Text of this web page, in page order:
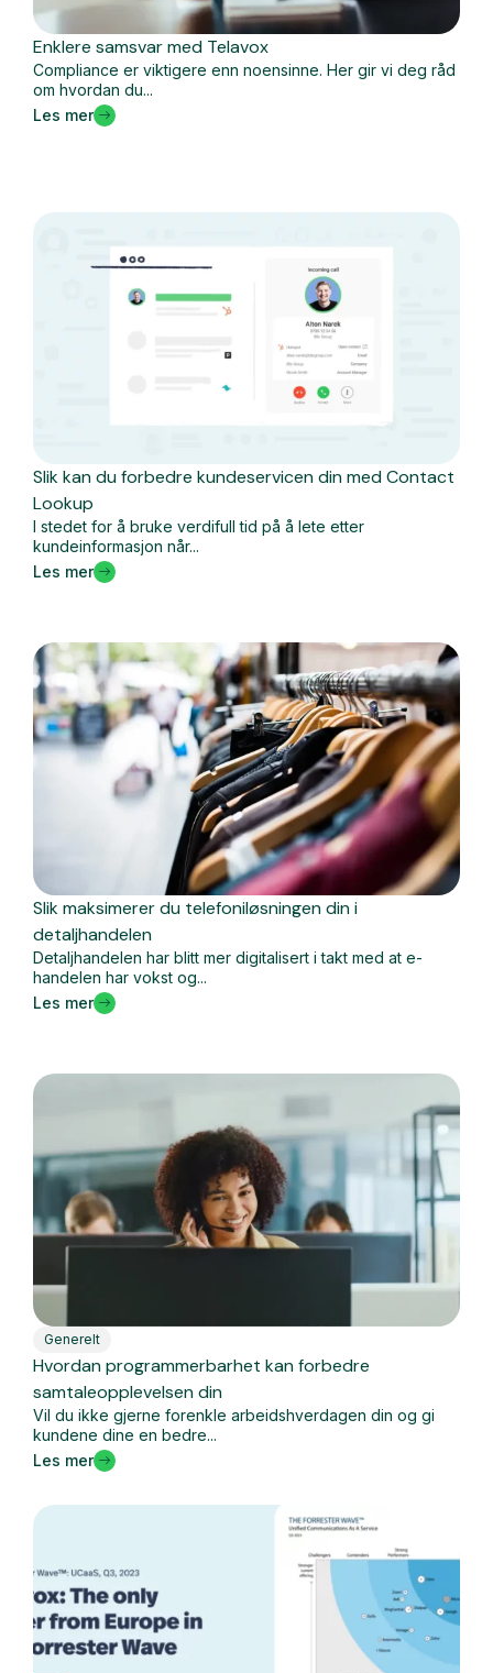
Enklere samsvar med Telavox
Compliance er viktigere enn noensinne. Her gir vi deg råd
om hvordan du...
Les mer
Slik kan du forbedre kundeservicen din med Contact
Lookup
I stedet for å bruke verdifull tid på å lete etter
kundeinformasjon når...
Les mer
Slik maksimerer du telefoniløsningen din i
detaljhandelen
Detaljhandelen har blitt mer digitalisert i takt med at e-
handelen har vokst og...
Les mer
Generelt
Hvordan programmerbarhet kan forbedre
samtaleopplevelsen din
Vil du ikke gjerne forenkle arbeidshverdagen din og gi
kundene dine en bedre...
Les mer